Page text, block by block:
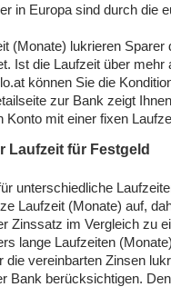
in Europa sind durch die
(Monate) lukrieren
Ist die Laufzeit über
können Sie die
zur Bank zeigt
mit einer fixen
Laufzeit für Festgeld
unterschiedliche
Laufzeit (Monate) auf,
Zinssatz im Vergleich zu
lange Laufzeiten
vereinbarten Zinsen
Bank berücksichtigen.